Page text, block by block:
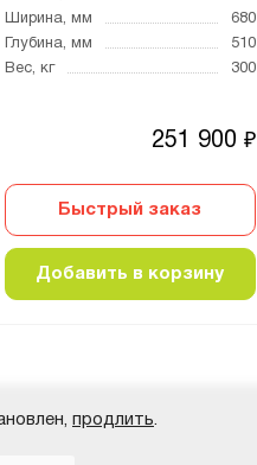
Ширина, мм
680
Глубина, мм
510
Вес, кг
300
251 900 ₽
Быстрый заказ
Добавить в корзину
продлить